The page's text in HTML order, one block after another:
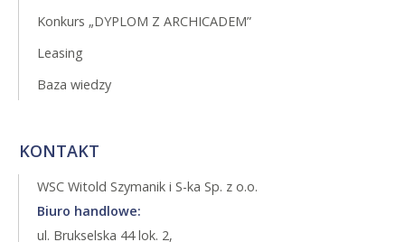
Konkurs „DYPLOM Z ARCHICADEM”
Leasing
Baza wiedzy
KONTAKT
WSC Witold Szymanik i S-ka Sp. z o.o.
Biuro handlowe:
ul. Brukselska 44 lok. 2,